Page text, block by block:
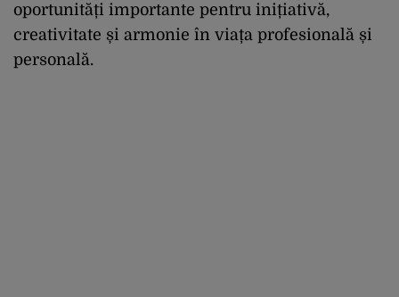
oportunități importante pentru inițiativă,
creativitate și armonie în viața profesională și
personală.